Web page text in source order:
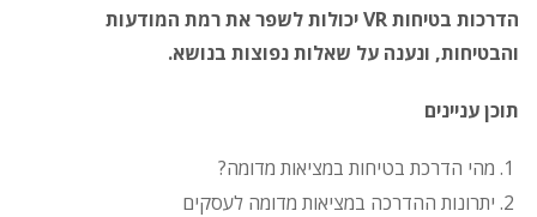
הדרכות בטיחות VR יכולות לשפר את רמת המודעות
והבטיחות, ונענה על שאלות נפוצות בנושא.
תוכן עניינים
מהי הדרכת בטיחות במציאות מדומה?
יתרונות ההדרכה במציאות מדומה לעסקים